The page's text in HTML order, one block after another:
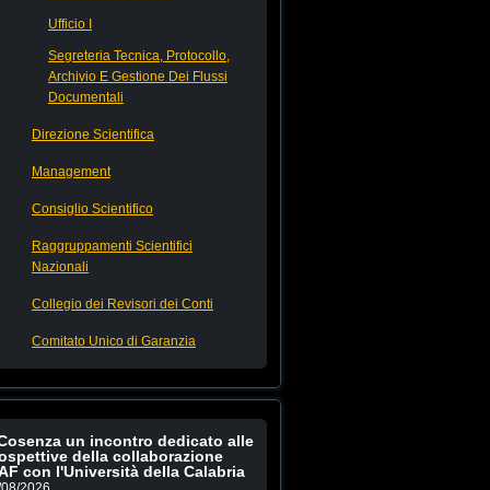
Ufficio I
Segreteria Tecnica, Protocollo,
Archivio E Gestione Dei Flussi
Documentali
Direzione Scientifica
Management
Consiglio Scientifico
Raggruppamenti Scientifici
Nazionali
Collegio dei Revisori dei Conti
Comitato Unico di Garanzia
un incontro dedicato alle
della collaborazione
con l'Università della Calabria